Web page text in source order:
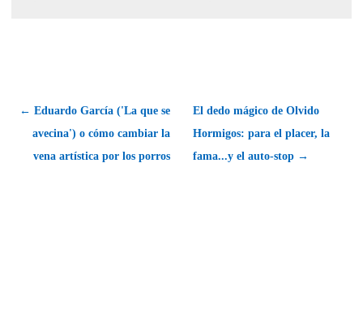
← Eduardo García ('La que se
avecina') o cómo cambiar la
vena artística por los porros
El dedo mágico de Olvido
Hormigos: para el placer, la
fama...y el auto-stop →